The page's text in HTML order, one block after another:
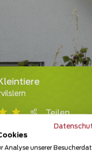
Teilen
Analyse unserer